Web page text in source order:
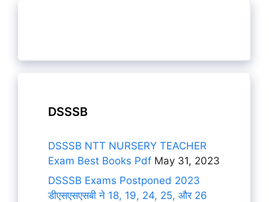
DSSSB
DSSSB NTT NURSERY TEACHER
Exam Best Books Pdf May 31, 2023
DSSSB Exams Postponed 2023
डीएसएसएसबी ने 18, 19, 24, 25, और 26